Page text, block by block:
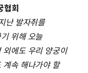
협회
난 발자취를
위해 오늘
에도 우리 양궁이
계속 해나가야 할